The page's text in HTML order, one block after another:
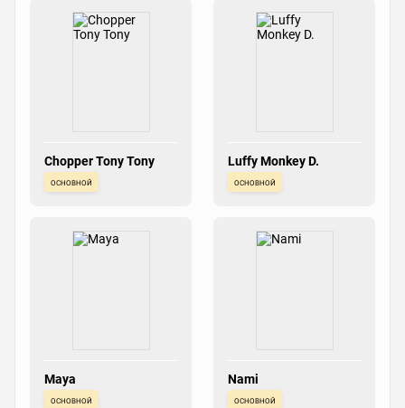
Chopper Tony Tony
основной
Luffy Monkey D.
основной
Maya
основной
Nami
основной